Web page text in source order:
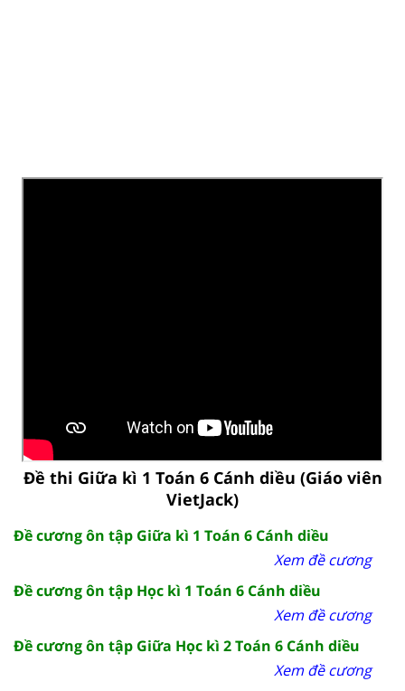
Đề thi Giữa kì 1 Toán 6 Cánh diều (Giáo viên
VietJack)
Đề cương ôn tập Giữa kì 1 Toán 6 Cánh diều
Xem đề cương
Đề cương ôn tập Học kì 1 Toán 6 Cánh diều
Xem đề cương
Đề cương ôn tập Giữa Học kì 2 Toán 6 Cánh diều
Xem đề cương